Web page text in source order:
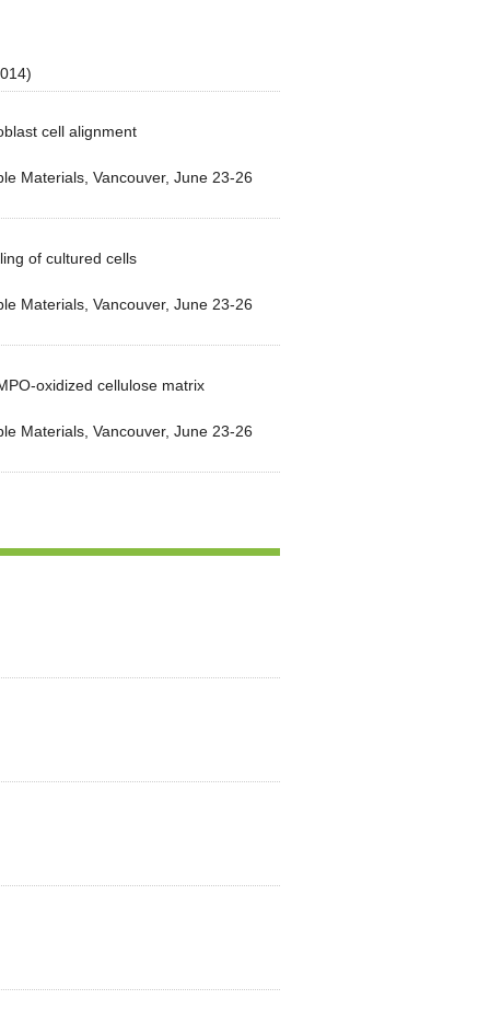
cell alignment
Materials, Vancouver, June 23-26
of cultured cells
Materials, Vancouver, June 23-26
oxidized cellulose matrix
Materials, Vancouver, June 23-26